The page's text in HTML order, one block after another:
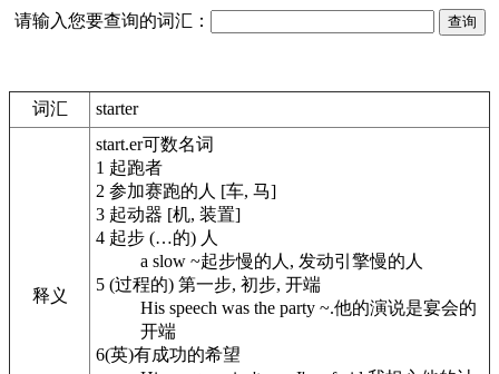
请输入您要查询的词汇：
词汇 starter
释义
start.er可数名词
1 起跑者
2 参加赛跑的人 [车, 马]
3 起动器 [机, 装置]
4 起步 (…的) 人
a slow ~起步慢的人, 发动引擎慢的人
5 (过程的) 第一步, 初步, 开端
His speech was the party ~.他的演说是宴会的
开端
6(英)有成功的希望